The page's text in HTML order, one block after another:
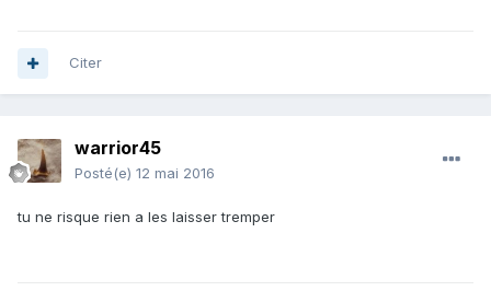
Citer
warrior45
Posté(e) 12 mai 2016
tu ne risque rien a les laisser tremper